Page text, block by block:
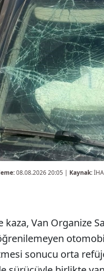
08.08.2026 20:05 | Kaynak:İHA
Van Organize
sonucu orta refüje